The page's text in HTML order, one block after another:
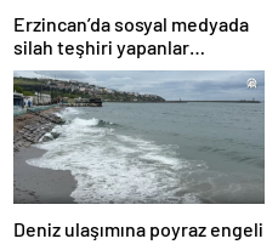
Erzincan’da sosyal medyada
silah teşhiri yapanlar
yakalandı
Deniz ulaşımına poyraz engeli